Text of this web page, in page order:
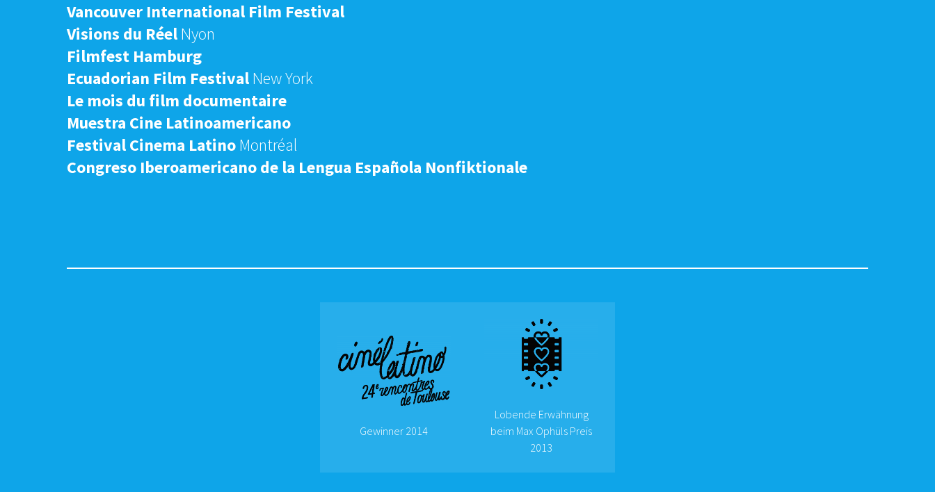
Vancouver International Film Festival
Visions du RéelNyon
Filmfest Hamburg
Ecuadorian Film FestivalNew York
Le mois du film documentaire
Muestra Cine Latinoamericano
Festival Cinema LatinoMontréal
Congreso Iberoamericano de la Lengua Española Nonfiktionale
Gewinner 2014
Lobende Erwähnung
beim Max Ophüls Preis
2013